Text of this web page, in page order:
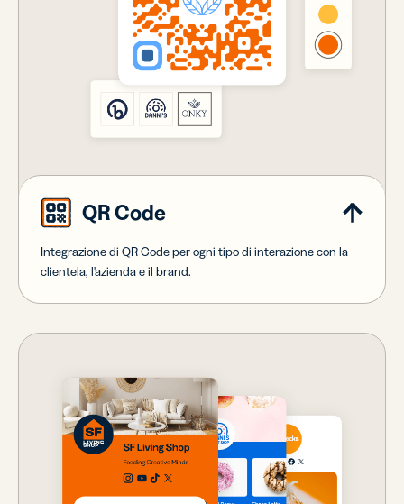
QR Code
Integrazione di QR Code per ogni tipo di interazione con la
clientela, l'azienda e il brand.